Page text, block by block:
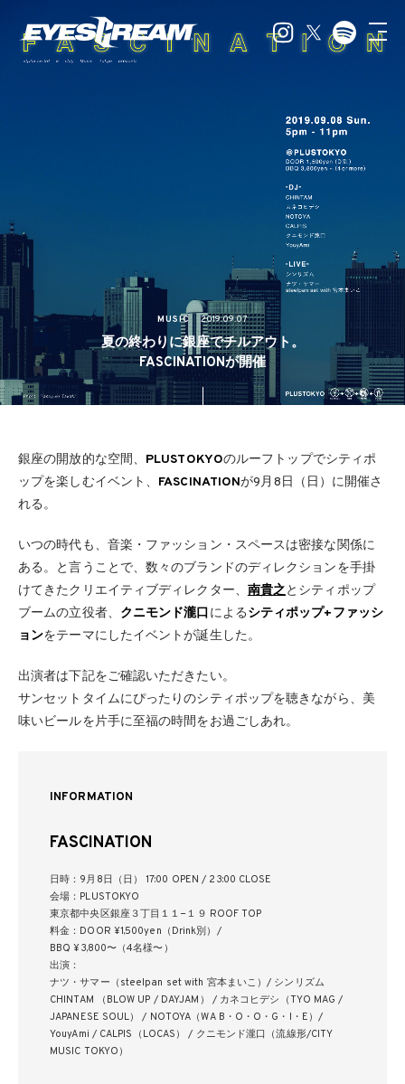
MUSIC 2019.09.07
夏の終わりに銀座でチルアウト。
FASCINATIONが開催
銀座の開放的な空間、 PLUSTOKYOのルーフトップでシティポ
ップを楽しむイベント、 FASCINATIONが9月8日（日）に開催さ
れる。
いつの時代も、⾳楽・ファッション・スペースは密接な関係に
ある。と言うことで、数々のブランドのディレクションを⼿掛
けてきたクリエイティブディレクター、 南貴之とシティポップ
ブームの⽴役者、 クニモンド瀧⼝ によるシティポップ+ファッシ
ョンをテーマにしたイベントが誕生した。
出演者は下記をご確認いただきたい。
サンセットタイムにぴったりのシティポップを聴きながら、美
味いビールを⽚⼿に至福の時間をお過ごしあれ。
INFORMATION
FASCINATION
⽇時：9⽉8⽇（⽇） 17:00 OPEN / 23:00 CLOSE
会場：PLUSTOKYO
東京都中央区銀座３丁⽬１１−１９ ROOF TOP
料⾦：DOOR ¥1,500yen（Drink別）/
BBQ ¥3,800〜（4名様〜）
出演：
ナツ・サマー（steelpan set with 宮本まいこ）/ シンリズム
CHINTAM （BLOW UP / DAYJAM） / カネコヒデシ（TYO MAG /
JAPANESE SOUL） / NOTOYA（WA B・O・O・G・I・E）/
YouyAmi / CALPIS（LOCAS） / クニモンド瀧⼝（流線形/CITY
MUSIC TOKYO）